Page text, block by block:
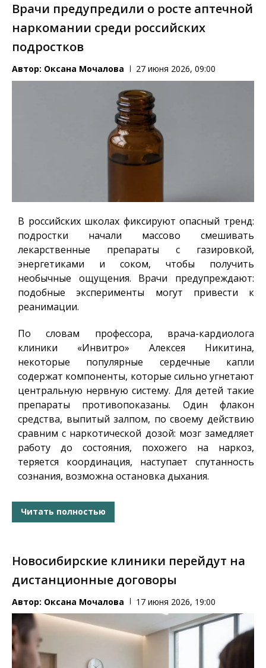
Врачи предупредили о росте аптечной
наркомании среди российских
подростков
Автор: Оксана Мочалова 27 июня 2026, 09:00
В российских школах фиксируют опасный тренд:
подростки начали массово смешивать
лекарственные препараты с газировкой,
энергетиками и соком, чтобы получить
необычные ощущения. Врачи предупреждают:
подобные эксперименты могут привести к
реанимации.
По словам профессора, врача-кардиолога
клиники «Инвитро» Алексея Никитина,
некоторые популярные сердечные капли
содержат компоненты, которые сильно угнетают
центральную нервную систему. Для детей такие
препараты противопоказаны. Один флакон
средства, выпитый залпом, по своему действию
сравним с наркотической дозой: мозг замедляет
работу до состояния, похожего на наркоз,
теряется координация, наступает спутанность
сознания, возможна остановка дыхания.
Читать полностью
Новосибирские клиники перейдут на
дистанционные договоры
Автор: Оксана Мочалова 17 июня 2026, 19:00